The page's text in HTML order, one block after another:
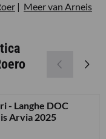
| Meer van Arneis
- Langhe DOC
Arvia 2025